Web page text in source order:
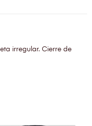
irregular. Cierre de